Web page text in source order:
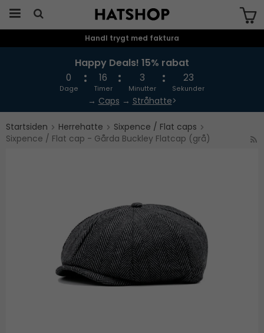
Produktet er blevet tilføjet til din
Handl trygt med faktura
Happy Deals! 15% rabat
0
Dage
16
Timer
3
Minutter
23
Sekunder
→ Caps → Stråhatte>
Startsiden Herrehatte
Sixpence / Flat caps
Sixpence / Flat cap - Gårda Buckley Flatcap (grå)